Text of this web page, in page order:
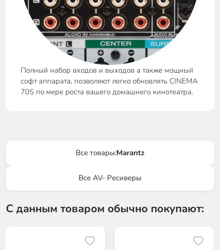
Полный набор входов и выходов а также мощный
софт аппарата, позволяют легко обновлять CINEMA
70S по мере роста вашего домашнего кинотеатра.
Все товары:Marantz
Все AV- Ресиверы
С данным товаром обычно покупают: